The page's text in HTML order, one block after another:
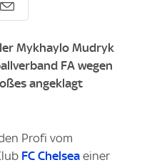
Mykhaylo Mudryk
FA wegen
angeklagt
Profi vom
FC Chelsea einer